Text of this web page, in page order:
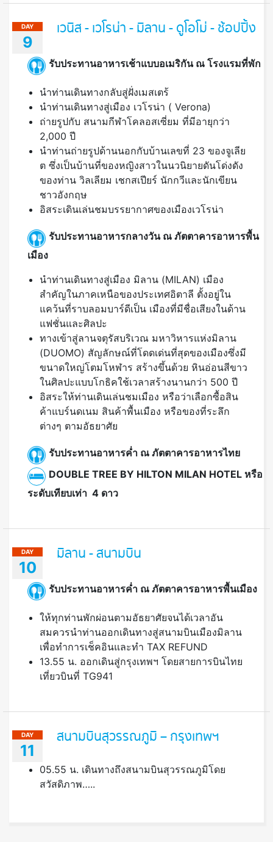
DAY
9
เวนิส - เวโรน่า - มิลาน - ดูโอโม่ - ช้อปปิ้ง
รับประทานอาหารเช้าแบบอเมริกัน ณ โรงแรมที่พัก
นำท่านเดินทางกลับสู่ฝั่งเมสเตร้
นำท่านเดินทางสู่เมือง เวโรน่า ( Verona)
ถ่ายรูปกับ สนามกีฬาโคลอสเซี่ยม ที่มีอายุกว่า
2,000 ปี
นำท่านถ่ายรูปด้านนอกกับบ้านเลขที่ 23 ของจูเลีย
ต ซึ่งเป็นบ้านที่ของหญิงสาวในนวนิยายดันโด่งดัง
ของท่าน วิลเลียม เชกสเปียร์ นักกวีและนักเขียน
ชาวอังกฤษ
อิสระเดินเล่นชมบรรยากาศของเมืองเวโรน่า
รับประทานอาหารกลางวัน ณ ภัตตาคารอาหารพื้น
เมือง
นำท่านเดินทางสู่เมือง มิลาน (MILAN) เมือง
สำคัญในภาคเหนือของประเทศอิตาลี ตั้งอยู่ใน
แคว้นที่ราบลอมบาร์ดีเป็น เมืองที่มีชื่อเสียงในด้าน
แฟชั่นและศิลปะ
ทางเข้าสู่ลานจตุรัสบริเวณ มหาวิหารแห่งมิลาน
(DUOMO) สัญลักษณ์ที่โดดเด่นที่สุดของเมืองซึ่งมี
ขนาดใหญ่โตมโหฬาร สร้างขึ้นด้วย หินอ่อนสีขาว
ในศิลปะแบบโกธิคใช้เวลาสร้างนานกว่า 500 ปี
อิสระให้ท่านเดินเล่นชมเมือง หรือว่าเลือกซื้อสิน
ค้าแบร์นดเนม สินค้าพื้นเมือง หรือของที่ระลึก
ต่างๆ ตามอัธยาศัย
รับประทานอาหารค่ำ ณ ภัตตาคารอาหารไทย
DOUBLE TREE BY HILTON MILAN HOTEL หรือ
ระดับเทียบเท่า 4 ดาว
DAY
10
มิลาน - สนามบิน
รับประทานอาหารค่ำ ณ ภัตตาคารอาหารพื้นเมือง
ให้ทุกท่านพักผ่อนตามอัธยาศัยจนได้เวลาอัน
สมควรนำท่านออกเดินทางสู่สนามบินเมืองมิลาน
เพื่อทำการเช็คอินและทำ TAX REFUND
13.55 น. ออกเดินสู่กรุงเทพฯ โดยสายการบินไทย
เที่ยวบินที่ TG941
DAY
11
สนามบินสุวรรณภูมิ – กรุงเทพฯ
05.55 น. เดินทางถึงสนามบินสุวรรณภูมิโดย
สวัสดิภาพ…..